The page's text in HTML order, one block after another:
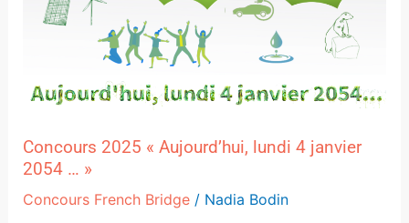
Concours 2025 « Aujourd’hui, lundi 4 janvier
2054 … »
Concours French Bridge/ Nadia Bodin